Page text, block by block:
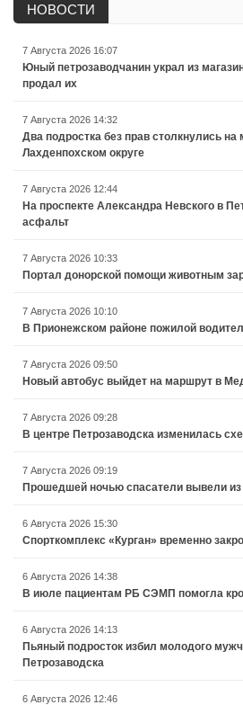
НОВОСТИ
7 Августа 2026 16:07
Юный петрозаводчанин украл из
продал их
7 Августа 2026 14:32
Два подростка без прав столкнулись на
Лахденпохском округе
7 Августа 2026 12:44
На проспекте Александра Невского в
асфальт
7 Августа 2026 10:33
Портал донорской помощи животным
7 Августа 2026 10:10
В Прионежском районе пожилой
7 Августа 2026 09:50
Новый автобус выйдет на маршрут в
7 Августа 2026 09:28
В центре Петрозаводска изменилась
7 Августа 2026 09:19
Прошедшей ночью спасатели вывели
6 Августа 2026 15:30
Спорткомплекс «Курган» временно
6 Августа 2026 14:38
В июле пациентам РБ СЭМП помогла
6 Августа 2026 14:13
Пьяный подросток избил молодого
Петрозаводска
6 Августа 2026 12:46